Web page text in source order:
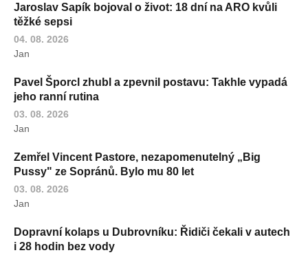
Jaroslav Sapík bojoval o život: 18 dní na ARO kvůli
těžké sepsi
04. 08. 2026
Jan
Pavel Šporcl zhubl a zpevnil postavu: Takhle vypadá
jeho ranní rutina
03. 08. 2026
Jan
Zemřel Vincent Pastore, nezapomenutelný „Big
Pussy" ze Sopránů. Bylo mu 80 let
03. 08. 2026
Jan
Dopravní kolaps u Dubrovníku: Řidiči čekali v autech
i 28 hodin bez vody